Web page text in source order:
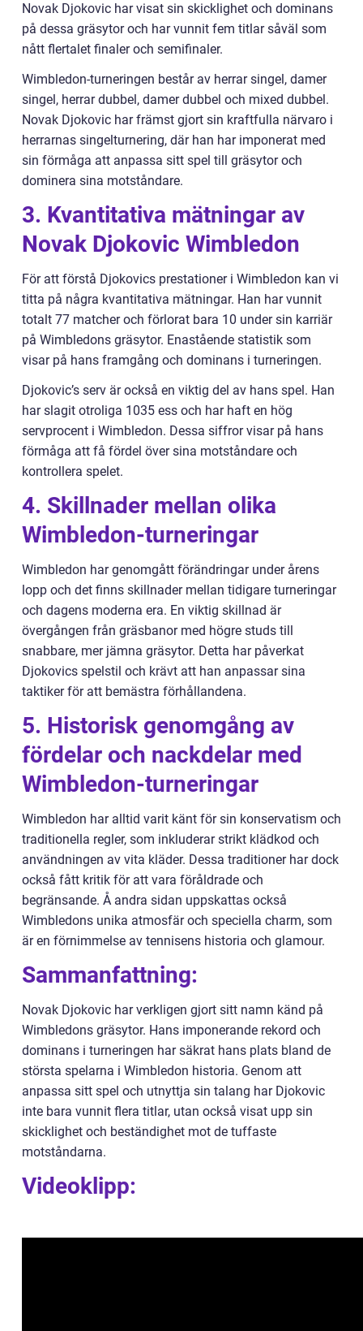
Novak Djokovic har visat sin skicklighet och dominans
på dessa gräsytor och har vunnit fem titlar såväl som
nått flertalet finaler och semifinaler.
Wimbledon-turneringen består av herrar singel, damer
singel, herrar dubbel, damer dubbel och mixed dubbel.
Novak Djokovic har främst gjort sin kraftfulla närvaro i
herrarnas singelturnering, där han har imponerat med
sin förmåga att anpassa sitt spel till gräsytor och
dominera sina motståndare.
3. Kvantitativa mätningar av
Novak Djokovic Wimbledon
För att förstå Djokovics prestationer i Wimbledon kan vi
titta på några kvantitativa mätningar. Han har vunnit
totalt 77 matcher och förlorat bara 10 under sin karriär
på Wimbledons gräsytor. Enastående statistik som
visar på hans framgång och dominans i turneringen.
Djokovic’s serv är också en viktig del av hans spel. Han
har slagit otroliga 1035 ess och har haft en hög
servprocent i Wimbledon. Dessa siffror visar på hans
förmåga att få fördel över sina motståndare och
kontrollera spelet.
4. Skillnader mellan olika
Wimbledon-turneringar
Wimbledon har genomgått förändringar under årens
lopp och det finns skillnader mellan tidigare turneringar
och dagens moderna era. En viktig skillnad är
övergången från gräsbanor med högre studs till
snabbare, mer jämna gräsytor. Detta har påverkat
Djokovics spelstil och krävt att han anpassar sina
taktiker för att bemästra förhållandena.
5. Historisk genomgång av
fördelar och nackdelar med
Wimbledon-turneringar
Wimbledon har alltid varit känt för sin konservatism och
traditionella regler, som inkluderar strikt klädkod och
användningen av vita kläder. Dessa traditioner har dock
också fått kritik för att vara föråldrade och
begränsande. Å andra sidan uppskattas också
Wimbledons unika atmosfär och speciella charm, som
är en förnimmelse av tennisens historia och glamour.
Sammanfattning:
Novak Djokovic har verkligen gjort sitt namn känd på
Wimbledons gräsytor. Hans imponerande rekord och
dominans i turneringen har säkrat hans plats bland de
största spelarna i Wimbledon historia. Genom att
anpassa sitt spel och utnyttja sin talang har Djokovic
inte bara vunnit flera titlar, utan också visat upp sin
skicklighet och beständighet mot de tuffaste
motståndarna.
Videoklipp: